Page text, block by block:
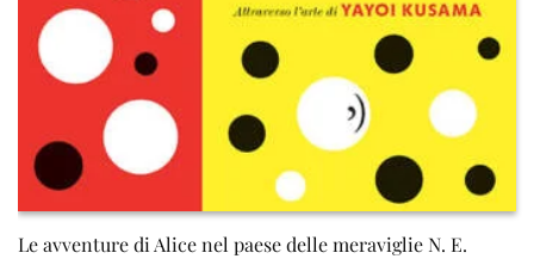
Le avventure di Alice nel paese delle meraviglie N. E.